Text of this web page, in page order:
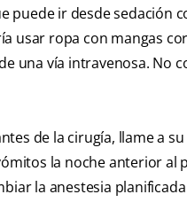
ir desde sedación
usar ropa con mangas
una vía intravenosa. No
de la cirugía, llame a
la noche anterior
la anestesia